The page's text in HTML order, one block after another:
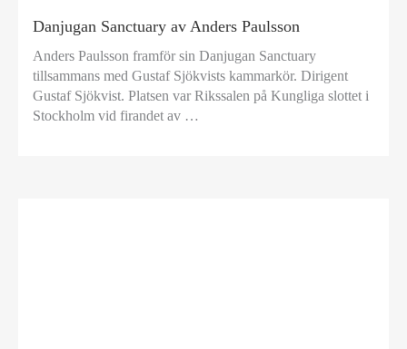
Danjugan Sanctuary av ​Anders Paulsson
Anders Paulsson framför sin Danjugan Sanctuary
tillsammans med Gustaf Sjökvists kammarkör. Dirigent
Gustaf Sjökvist. Platsen var Rikssalen på Kungliga slottet i
Stockholm vid firandet av …